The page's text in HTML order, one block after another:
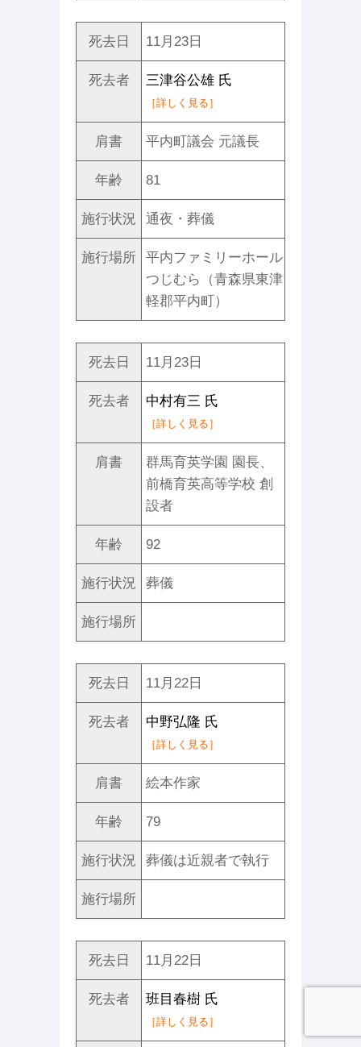
死去日 11月23日
死去者 三津谷公雄 氏
［詳しく見る］
肩書 平内町議会 元議長
年齢 81
施行状況 通夜・葬儀
施行場所
平内ファミリーホール
つじむら（青森県東津
軽郡平内町）
死去日 11月23日
死去者 中村有三 氏
［詳しく見る］
肩書
群馬育英学園 園長、
前橋育英高等学校 創
設者
年齢 92
施行状況 葬儀
施行場所
死去日 11月22日
死去者 中野弘隆 氏
［詳しく見る］
肩書 絵本作家
年齢 79
施行状況 葬儀は近親者で執行
施行場所
死去日 11月22日
死去者 班目春樹 氏
［詳しく見る］